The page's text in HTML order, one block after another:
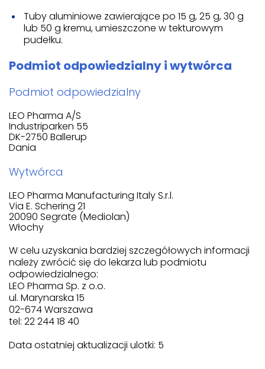
Tuby aluminiowe zawierające po 15 g, 25 g, 30 g
lub 50 g kremu, umieszczone w tekturowym
pudełku.
Podmiot odpowiedzialny i wytwórca
Podmiot odpowiedzialny
LEO Pharma A/S
Industriparken 55
DK-2750 Ballerup
Dania
Wytwórca
LEO Pharma Manufacturing Italy S.r.l.
Via E. Schering 21
20090 Segrate (Mediolan)
Włochy
W celu uzyskania bardziej szczegółowych informacji
należy zwrócić się do lekarza lub podmiotu
odpowiedzialnego:
LEO Pharma Sp. z o.o.
ul. Marynarska 15
02-674 Warszawa
tel: 22 244 18 40
Data ostatniej aktualizacji ulotki: 5